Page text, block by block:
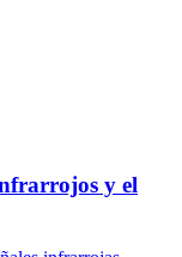
y el